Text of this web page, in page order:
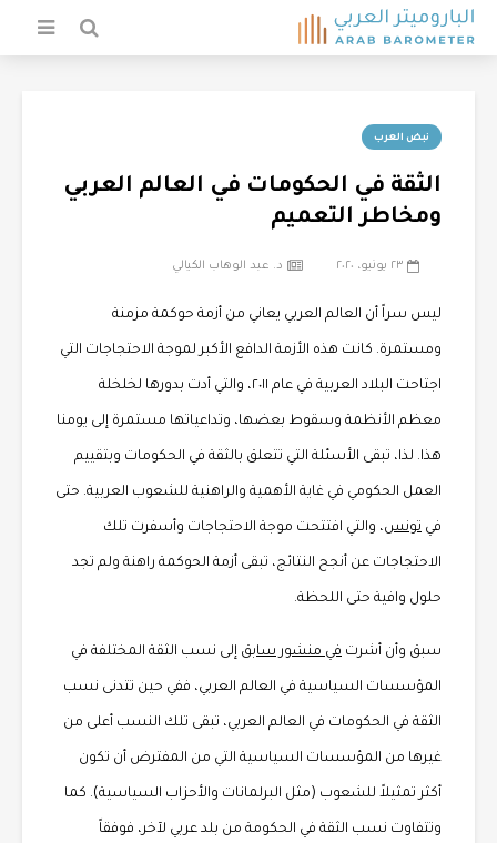
نبض العرب
الثقة في الحكومات في العالم العربي
ومخاطر التعميم
٢٣ يونيو، ٢٠٢٠ د. عبد الوهاب الكيالي
ليس سراً أن العالم العربي يعاني من أزمة حوكمة مزمنة
ومستمرة. كانت هذه الأزمة الدافع الأكبر لموجة الاحتجاجات التي
اجتاحت البلاد العربية في عام ٢٠١١، والتي أدت بدورها لخلخلة
معظم الأنظمة وسقوط بعضها، وتداعياتها مستمرة إلى يومنا
هذا. لذا، تبقى الأسئلة التي تتعلق بالثقة في الحكومات وبتقييم
العمل الحكومي في غاية الأهمية والراهنية للشعوب العربية. حتى
في تونس، والتي افتتحت موجة الاحتجاجات وأسفرت تلك
الاحتجاجات عن أنجح النتائج، تبقى أزمة الحوكمة راهنة ولم تجد
حلول وافية حتى اللحظة.
سبق وأن أشرت في منشور سابق إلى نسب الثقة المختلفة في
المؤسسات السياسية في العالم العربي، ففي حين تتدنى نسب
الثقة في الحكومات في العالم العربي، تبقى تلك النسب أعلى من
غيرها من المؤسسات السياسية التي من المفترض أن تكون
أكثر تمثيلاً للشعوب (مثل البرلمانات والأحزاب السياسية). كما
وتتفاوت نسب الثقة في الحكومة من بلد عربي لآخر، فوفقاً